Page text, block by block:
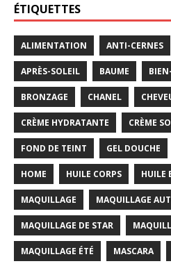
ÉTIQUETTES
ALIMENTATION ANTI-CERNES
APRÈS-SOLEIL BAUME
BRONZAGE CHANEL
CRÈME HYDRATANTE CRÈME
FOND DE TEINT GEL DOUCHE
HOME HUILE CORPS HUILE
MAQUILLAGE MAQUILLAGE
MAQUILLAGE DE STAR
MAQUILLAGE ÉTÉ MASCARA